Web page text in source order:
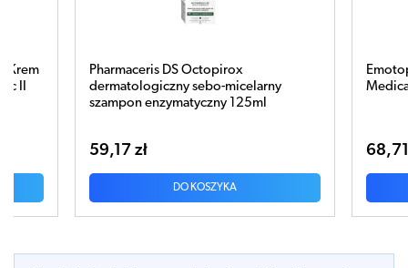
Emotopic Bacteria Control Krem
Medical do twarzy i okolic oczu 50ml
68,71 zł
DO KOSZYKA